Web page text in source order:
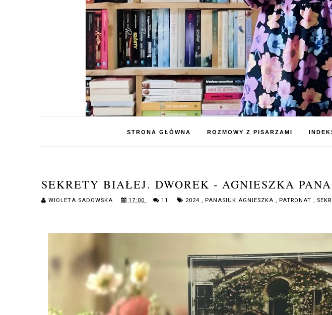
STRONA GŁÓWNA ROZMOWY Z PISARZAMI
SEKRETY BIAŁEJ. DWOREK - AGNIESZKA
WIOLETA SADOWSKA 17:00 11 2024 , PANASIUK AGNIESZKA , PATRONAT ,